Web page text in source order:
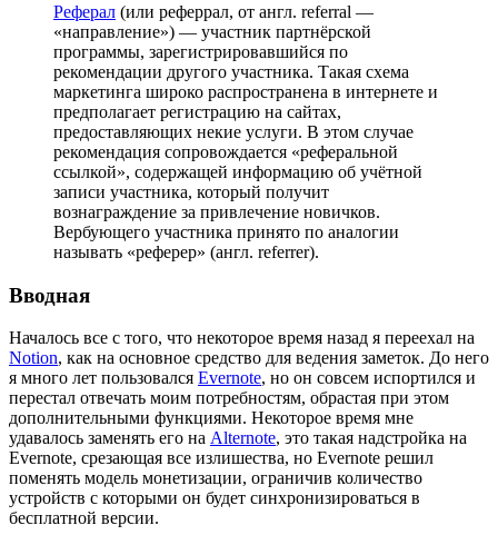
Реферал (или реферрал, от англ. referral —
«направление») — участник партнёрской
программы, зарегистрировавшийся по
рекомендации другого участника. Такая схема
маркетинга широко распространена в интернете и
предполагает регистрацию на сайтах,
предоставляющих некие услуги. В этом случае
рекомендация сопровождается «реферальной
ссылкой», содержащей информацию об учётной
записи участника, который получит
вознаграждение за привлечение новичков.
Вербующего участника принято по аналогии
называть «реферер» (англ. referrer).
Вводная
Началось все с того, что некоторое время назад я переехал на
Notion, как на основное средство для ведения заметок. До него
я много лет пользовался Evernote, но он совсем испортился и
перестал отвечать моим потребностям, обрастая при этом
дополнительными функциями. Некоторое время мне
удавалось заменять его на Alternote, это такая надстройка на
Evernote, срезающая все излишества, но Evernote решил
поменять модель монетизации, ограничив количество
устройств с которыми он будет синхронизироваться в
бесплатной версии.